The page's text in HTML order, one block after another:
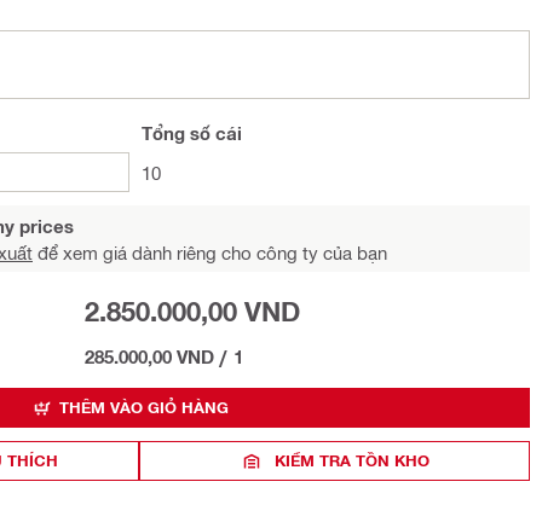
Tổng số cái
10
prices
để xem giá dành riêng cho công ty của bạn
2.850.000,00 VND
285.000,00 VND / 1
THÊM VÀO GIỎ HÀNG
THÍCH KIỂM TRA TỒN KHO